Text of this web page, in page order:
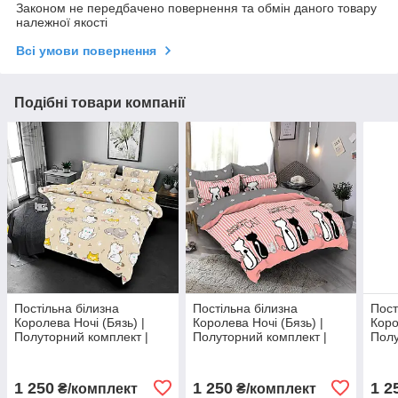
Законом не передбачено повернення та обмін даного товару
належної якості
Всі умови повернення
Подібні товари компанії
Постільна білизна
Королева Ночі (Бязь) |
Полуторний комплект |
1 250 ₴/комплект
Постільна білизна
Королева Ночі (Бязь) |
Полуторний комплект |
1 250₴/комплект 1